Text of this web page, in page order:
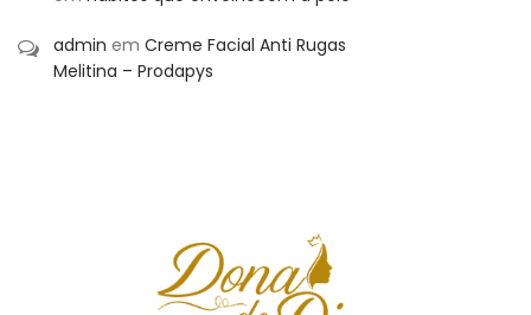
admin em Creme Facial Anti Rugas
Melitina – Prodapys